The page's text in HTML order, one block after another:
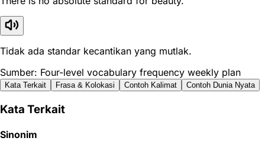
Tidak ada standar kecantikan yang mutlak.
Sumber: Four-level vocabulary frequency weekly plan
Kata Terkait Frasa & Kolokasi Contoh Kalimat Contoh Dunia Nyata
Kata Terkait
Sinonim